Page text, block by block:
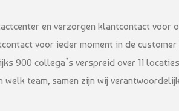
en verzorgen klantcontact voor
voor ieder moment in de
900 collega’s verspreid over 11
team, samen zijn wij